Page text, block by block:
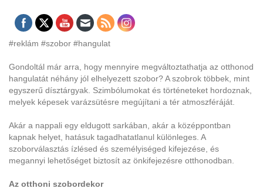
#reklám #szobor #hangulat
Gondoltál már arra, hogy mennyire megváltoztathatja az otthonod
hangulatát néhány jól elhelyezett szobor? A szobrok többek, mint
egyszerű dísztárgyak. Szimbólumokat és történeteket hordoznak,
melyek képesek varázsütésre megújítani a tér atmoszféráját.
Akár a nappali egy eldugott sarkában, akár a középpontban
kapnak helyet, hatásuk tagadhatatlanul különleges. A
szoborválasztás ízlésed és személyiséged kifejezése, és
megannyi lehetőséget biztosít az önkifejezésre otthonodban.
Az otthoni szobordekor